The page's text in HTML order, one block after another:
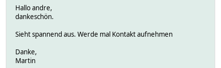
Hallo andre,
dankeschön.
Sieht spannend aus. Werde mal Kontakt aufnehmen
Danke,
Martin